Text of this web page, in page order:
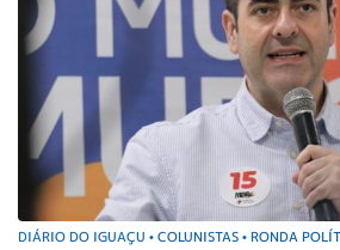
DIÁRIO DO IGUAÇU • COLUNISTAS • RONDA